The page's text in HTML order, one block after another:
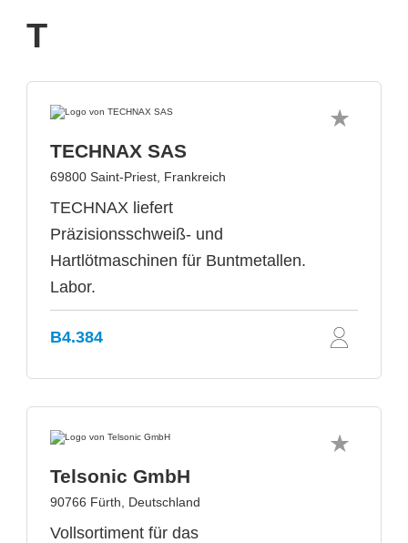
T
TECHNAX SAS
69800 Saint-Priest, Frankreich
TECHNAX liefert
Präzisionsschweiß- und
Hartlötmaschinen für Buntmetallen.
Labor.
B4.384
Telsonic GmbH
90766 Fürth, Deutschland
Vollsortiment für das